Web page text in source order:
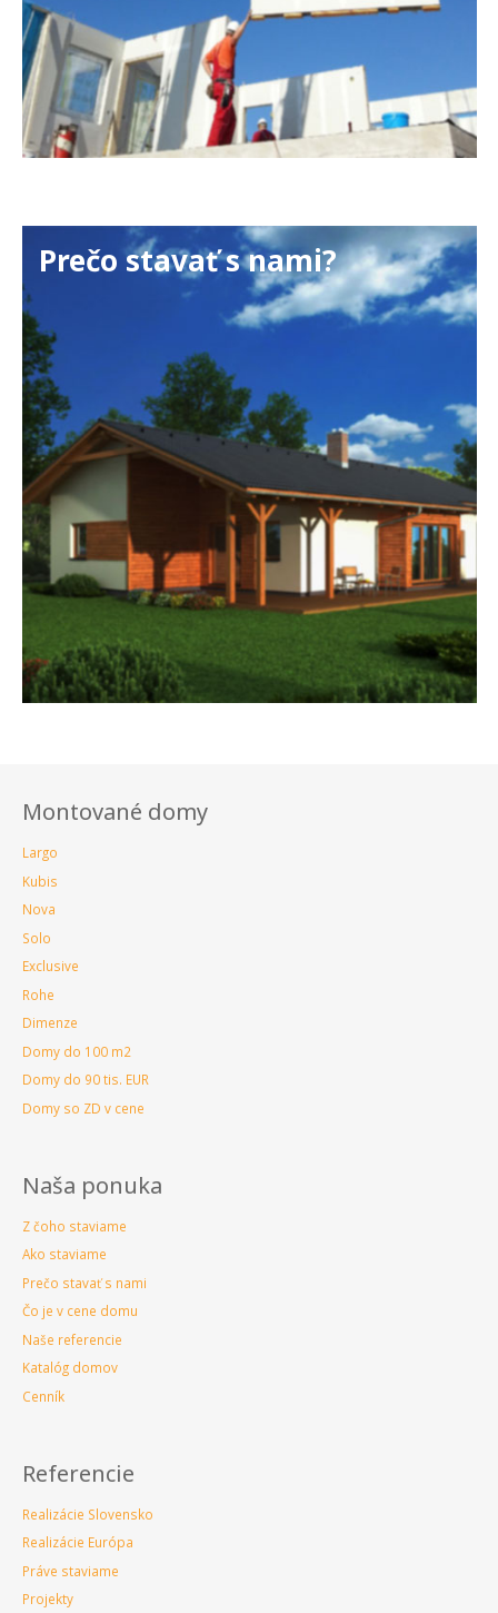
Prečo stavať s nami?
Montované domy
Largo
Kubis
Nova
Solo
Exclusive
Rohe
Dimenze
Domy do 100 m2
Domy do 90 tis. EUR
Domy so ZD v cene
Naša ponuka
Z čoho staviame
Ako staviame
Prečo stavať s nami
Čo je v cene domu
Naše referencie
Katalóg domov
Cenník
Referencie
Realizácie Slovensko
Realizácie Európa
Práve staviame
Projekty